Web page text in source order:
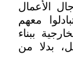
الأعمال
معهم
ببناء
بدلا من